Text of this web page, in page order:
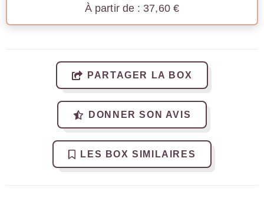
37,60 €
PARTAGER LA BOX
DONNER SON AVIS
LES BOX SIMILAIRES